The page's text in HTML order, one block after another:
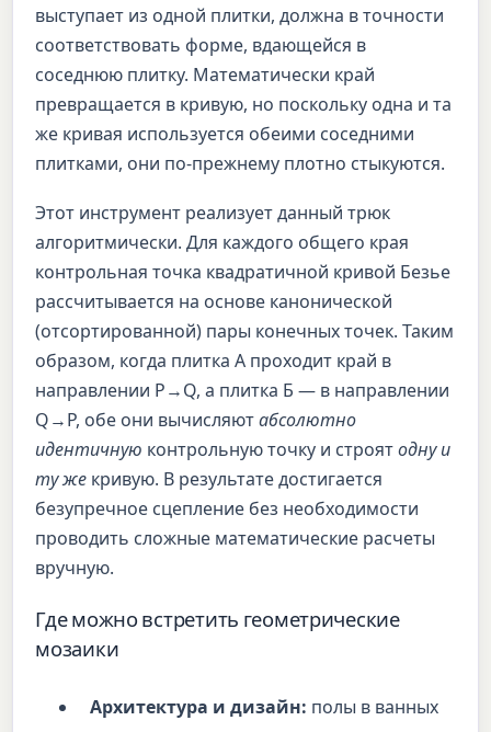
выступает из одной плитки, должна в точности
соответствовать форме, вдающейся в
соседнюю плитку. Математически край
превращается в кривую, но поскольку одна и та
же кривая используется обеими соседними
плитками, они по-прежнему плотно стыкуются.
Этот инструмент реализует данный трюк
алгоритмически. Для каждого общего края
контрольная точка квадратичной кривой Безье
рассчитывается на основе канонической
(отсортированной) пары конечных точек. Таким
образом, когда плитка А проходит край в
направлении P→Q, а плитка Б — в направлении
Q→P, обе они вычисляютабсолютно
идентичную контрольную точку и строятодну и
ту же кривую. В результате достигается
безупречное сцепление без необходимости
проводить сложные математические расчеты
вручную.
Где можно встретить геометрические
мозаики
Архитектура и дизайн: полы в ванных